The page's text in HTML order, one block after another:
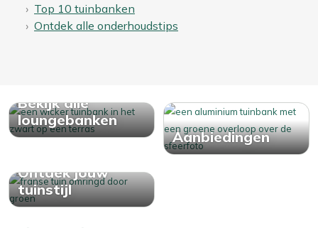
Top 10 tuinbanken
Ontdek alle onderhoudstips
Bekijk alle
loungebanken
Aanbiedingen
Ontdek jouw
tuinstijl